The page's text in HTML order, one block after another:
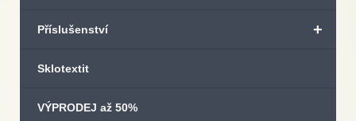
+
Příslušenství
Sklotextit
VÝPRODEJ až 50%